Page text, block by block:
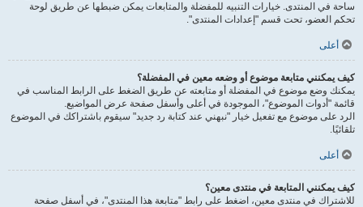
ساحة في المنتدى. خيارات التنبيه للمفضلة والمتابعات يمكن ضبطها عن طريق لوحة
تحكم العضو، تحت قسم "إعدادات المنتدى".
أعلى
كيف يمكنني متابعة موضوع أو وضعه معين في المفضلة؟
يمكنك وضع موضوع في المفضلة أو متابعته عن طريق الضغط على الرابط المناسب في
قائمة "أدوات الموضوع"، الموجودة في أعلى وأسفل صفحة عرض المواضيع.
الرد على موضوع مع تفعيل خيار "نبهني عند كتابة رد جديد" سيقوم باشتراكك في الموضوع
تلقائيًا.
أعلى
كيف يمكنني المتابعة في منتدى معين؟
للاشتراك في منتدى معين، اضغط على رابط "متابعة هذا المنتدى"، في أسفل صفحة